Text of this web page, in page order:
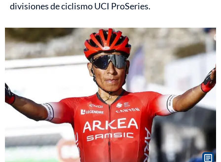
divisiones de ciclismo UCI ProSeries.